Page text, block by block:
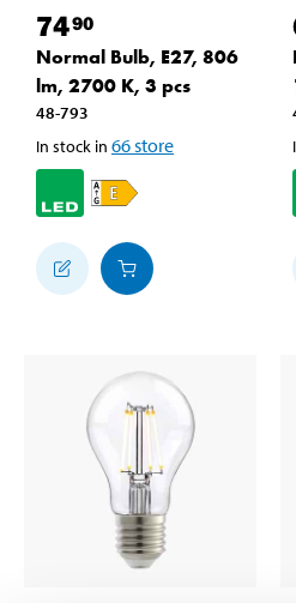
7490
Normal Bulb, E27, 806
lm, 2700 K, 3 pcs
48-793
In stock in 66store